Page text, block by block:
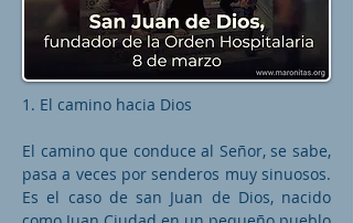
1. El camino hacia Dios
El camino que conduce al Señor, se sabe,
pasa a veces por senderos muy sinuosos.
Es el caso de san Juan de Dios, nacido